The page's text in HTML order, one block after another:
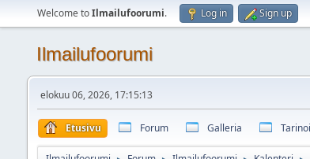
Welcome toIlmailufoorumi. Log in Sign up
Ilmailufoorumi
elokuu 06, 2026, 17:15:13
Etusivu Forum Galleria